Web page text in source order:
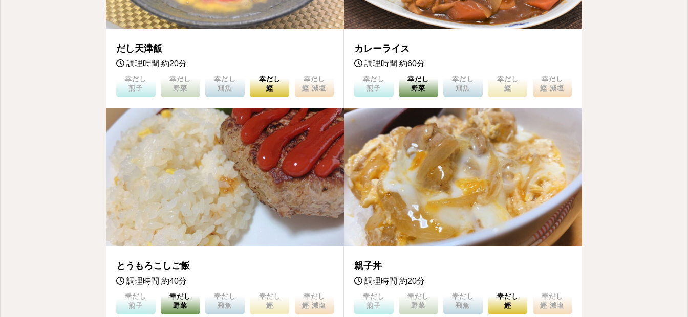
だし天津飯
調理時間 約20分
幸だし
煎子
幸だし
野菜
幸だし
飛魚
幸だし
鰹
幸だし
鰹 減塩
カレーライス
調理時間 約60分
幸だし
煎子
幸だし
野菜
幸だし
飛魚
幸だし
鰹
幸だし
鰹 減塩
とうもろこしご飯
調理時間 約40分
幸だし
煎子
幸だし
野菜
幸だし
飛魚
幸だし
鰹
幸だし
鰹 減塩
親子丼
調理時間 約20分
幸だし
煎子
幸だし
野菜
幸だし
飛魚
幸だし
鰹
幸だし
鰹 減塩